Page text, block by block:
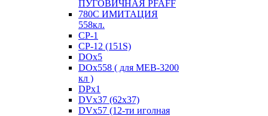
ПУГОВИЧНАЯ PFAFF
780С ИМИТАЦИЯ
558кл.
CP-1
CP-12 (151S)
DOx5
DOx558 ( для MEB-3200
кл )
DPx1
DVx37 (62x37)
DVx57 (12-ти иголная